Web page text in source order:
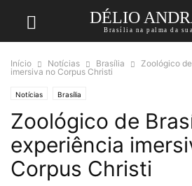
DÉLIO
Brasília na palma da
Início Notícias Brasília
Zoológico
imersiva no Corpus Christi
Notícias Brasília
Zoológico de
experiência
Corpus Christi